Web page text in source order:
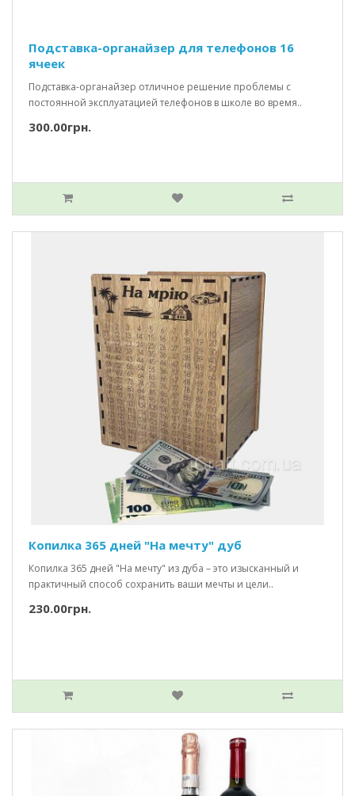
Подставка-органайзер для телефонов 16
ячеек
Подставка-органайзер отличное решение проблемы с
постоянной эксплуатацией телефонов в школе во время..
300.00грн.
Копилка 365 дней "На мечту" дуб
Копилка 365 дней "На мечту" из дуба – это изысканный и
практичный способ сохранить ваши мечты и цели..
230.00грн.